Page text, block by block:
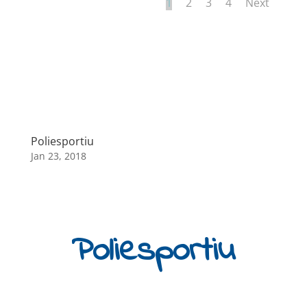
Poliesportiu
Jan 23, 2018
Poliesportiu